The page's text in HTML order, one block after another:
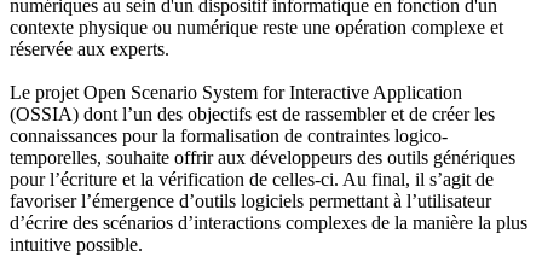
numériques au sein d'un dispositif informatique en fonction d'un
contexte physique ou numérique reste une opération complexe et
réservée aux experts.
Le projet Open Scenario System for Interactive Application
(OSSIA) dont l’un des objectifs est de rassembler et de créer les
connaissances pour la formalisation de contraintes logico-
temporelles, souhaite offrir aux développeurs des outils génériques
pour l’écriture et la vérification de celles-ci. Au final, il s’agit de
favoriser l’émergence d’outils logiciels permettant à l’utilisateur
d’écrire des scénarios d’interactions complexes de la manière la plus
intuitive possible.